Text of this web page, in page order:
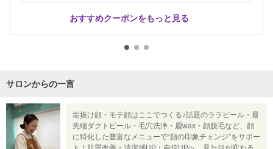
おすすめクーポンをもっと見る
サロンからの一言
垢抜け顔・モテ顔はここでつくる♪話題のララピール・最
先端ダクトピール・毛穴洗浄・眉wax・顔脱毛など、顔
に特化した豊富なメニューで“顔の印象チェンジ”をサポー